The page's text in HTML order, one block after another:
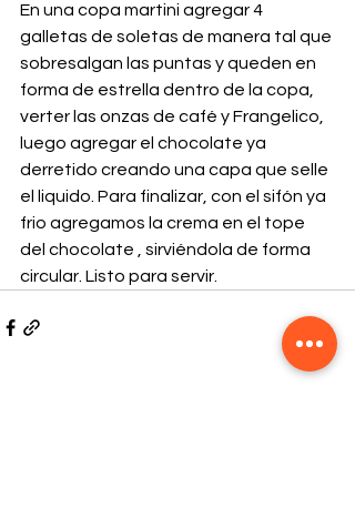
En una copa martini agregar 4
galletas de soletas de manera tal que
sobresalgan las puntas y queden en
forma de estrella dentro de la copa,
verter las onzas de café y Frangelico,
luego agregar el chocolate ya
derretido creando una capa que selle
el liquido. Para finalizar, con el sifón ya
frio agregamos la crema en el tope
del chocolate , sirviéndola de forma
circular. Listo para servir.